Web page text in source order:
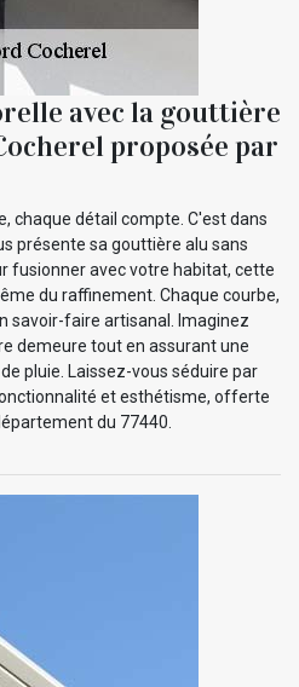
avec la gouttière
proposée par
chaque détail compte. C'est dans
présente sa gouttière alu sans
fusionner avec votre habitat, cette
du raffinement. Chaque courbe,
savoir-faire artisanal. Imaginez
demeure tout en assurant une
pluie. Laissez-vous séduire par
et esthétisme, offerte
du 77440.